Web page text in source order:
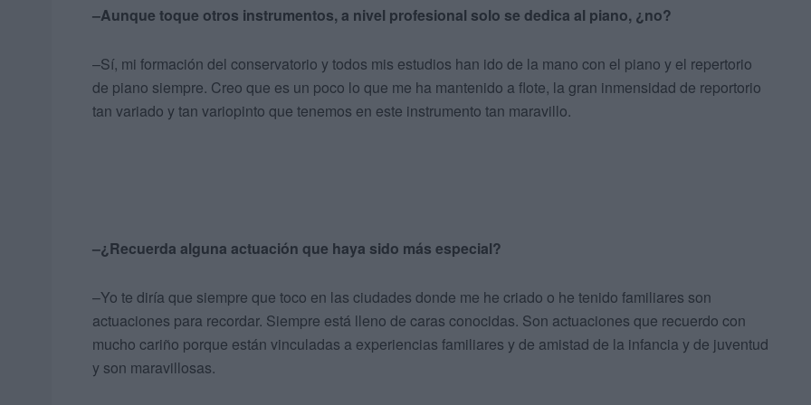
–Aunque toque otros instrumentos, a nivel profesional solo se dedica al piano, ¿no?
–Sí, mi formación del conservatorio y todos mis estudios han ido de la mano con el piano y el repertorio
de piano siempre. Creo que es un poco lo que me ha mantenido a flote, la gran inmensidad de reportorio
tan variado y tan variopinto que tenemos en este instrumento tan maravillo.
–¿Recuerda alguna actuación que haya sido más especial?
–Yo te diría que siempre que toco en las ciudades donde me he criado o he tenido familiares son
actuaciones para recordar. Siempre está lleno de caras conocidas. Son actuaciones que recuerdo con
mucho cariño porque están vinculadas a experiencias familiares y de amistad de la infancia y de juventud
y son maravillosas.